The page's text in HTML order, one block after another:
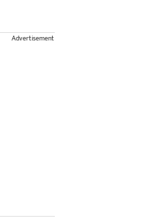
Advertisement